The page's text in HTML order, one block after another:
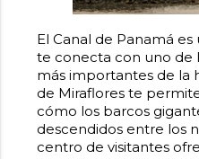
El Canal de Panamá
te conecta con uno de
más importantes de la
de Miraflores te
cómo los barcos
descendidos entre los
centro de visitantes